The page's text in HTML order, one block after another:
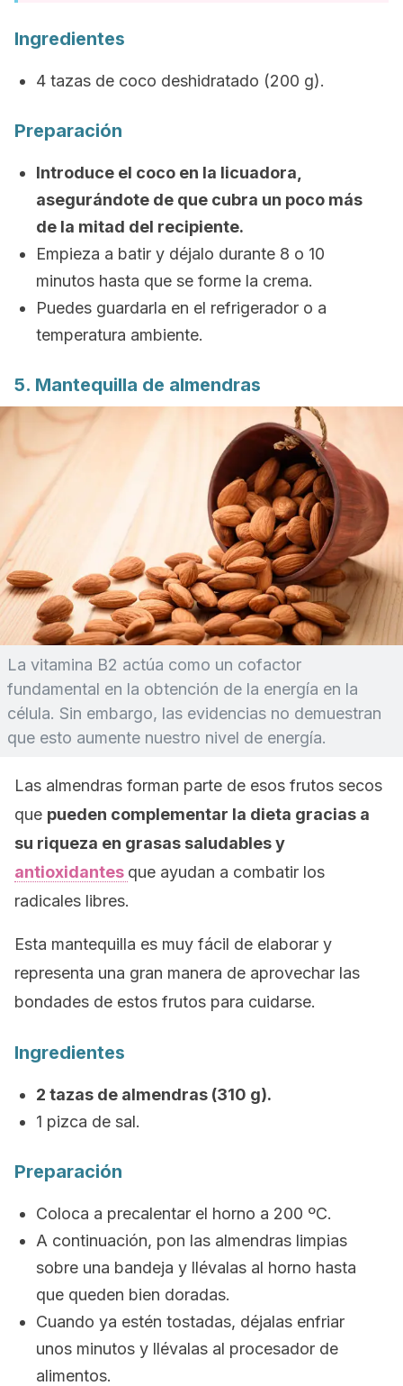
Ingredientes
4 tazas de coco deshidratado (200 g).
Preparación
Introduce el coco en la licuadora,
asegurándote de que cubra un poco más
de la mitad del recipiente.
Empieza a batir y déjalo durante 8 o 10
minutos hasta que se forme la crema.
Puedes guardarla en el refrigerador o a
temperatura ambiente.
5. Mantequilla de almendras
La vitamina B2 actúa como un cofactor
fundamental en la obtención de la energía en la
célula. Sin embargo, las evidencias no demuestran
que esto aumente nuestro nivel de energía.
Las almendras forman parte de esos frutos secos
que pueden complementar la dieta gracias a
su riqueza en grasas saludables y
antioxidantes que ayudan a combatir los
radicales libres.
Esta mantequilla es muy fácil de elaborar y
representa una gran manera de aprovechar las
bondades de estos frutos para cuidarse.
Ingredientes
2 tazas de almendras (310 g).
1 pizca de sal.
Preparación
Coloca a precalentar el horno a 200 ºC.
A continuación, pon las almendras limpias
sobre una bandeja y llévalas al horno hasta
que queden bien doradas.
Cuando ya estén tostadas, déjalas enfriar
unos minutos y llévalas al procesador de
alimentos.